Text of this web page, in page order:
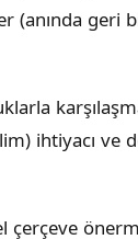
(anında geri
ihtiyacı ve
çerçeve